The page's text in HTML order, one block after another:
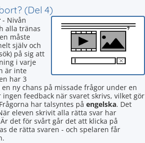
(Del 4)
- Nivån
alla tränas
måste
själv och
på sig att
i varje
är inte
har 3
ny chans på missade frågor under en
ingen feedback när svaret skrivs, vilket gör
har talsyntes på engelska. Det
eleven skrivit alla rätta svar har
det för svårt går det att klicka på
de rätta svaren - och spelaren får